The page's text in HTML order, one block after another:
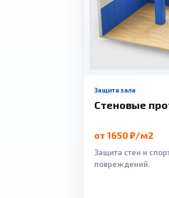
Защита зала
Стеновые
от 1650 ₽/м2
Защита стен и
повреждений.